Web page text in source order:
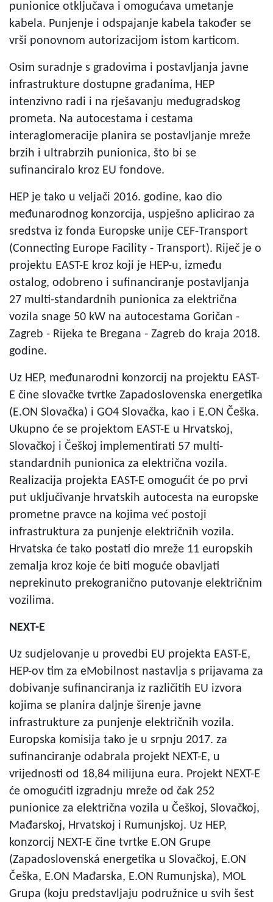
punionice otključava i omogućava umetanje
kabela. Punjenje i odspajanje kabela također se
vrši ponovnom autorizacijom istom karticom.
Osim suradnje s gradovima i postavljanja javne
infrastrukture dostupne građanima, HEP
intenzivno radi i na rješavanju međugradskog
prometa. Na autocestama i cestama
interaglomeracije planira se postavljanje mreže
brzih i ultrabrzih punionica, što bi se
sufinanciralo kroz EU fondove.
HEP je tako u veljači 2016. godine, kao dio
međunarodnog konzorcija, uspješno aplicirao za
sredstva iz fonda Europske unije CEF-Transport
(Connecting Europe Facility - Transport). Riječ je o
projektu EAST-E kroz koji je HEP-u, između
ostalog, odobreno i sufinanciranje postavljanja
27 multi-standardnih punionica za električna
vozila snage 50 kW na autocestama Goričan -
Zagreb - Rijeka te Bregana - Zagreb do kraja 2018.
godine.
Uz HEP, međunarodni konzorcij na projektu EAST-
E čine slovačke tvrtke Zapadoslovenska energetika
(E.ON Slovačka) i GO4 Slovačka, kao i E.ON Češka.
Ukupno će se projektom EAST-E u Hrvatskoj,
Slovačkoj i Češkoj implementirati 57 multi-
standardnih punionica za električna vozila.
Realizacija projekta EAST-E omogućit će po prvi
put uključivanje hrvatskih autocesta na europske
prometne pravce na kojima već postoji
infrastruktura za punjenje električnih vozila.
Hrvatska će tako postati dio mreže 11 europskih
zemalja kroz koje će biti moguće obavljati
neprekinuto prekogranično putovanje električnim
vozilima.
NEXT-E
Uz sudjelovanje u provedbi EU projekta EAST-E,
HEP-ov tim za eMobilnost nastavlja s prijavama za
dobivanje sufinanciranja iz različitih EU izvora
kojima se planira daljnje širenje javne
infrastrukture za punjenje električnih vozila.
Europska komisija tako je u srpnju 2017. za
sufinanciranje odabrala projekt NEXT-E, u
vrijednosti od 18,84 milijuna eura. Projekt NEXT-E
će omogućiti izgradnju mreže od čak 252
punionice za električna vozila u Češkoj, Slovačkoj,
Mađarskoj, Hrvatskoj i Rumunjskoj. Uz HEP,
konzorcij NEXT-E čine tvrtke E.ON Grupe
(Zapadoslovenská energetika u Slovačkoj, E.ON
Češka, E.ON Mađarska, E.ON Rumunjska), MOL
Grupa (koju predstavljaju podružnice u svih šest